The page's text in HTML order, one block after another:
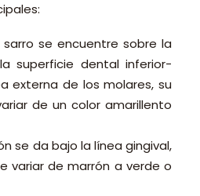
se encuentre sobre la
superficie dental inferior-
externa de los molares, su
de un color amarillento
se da bajo la línea gingival,
variar de marrón a verde o